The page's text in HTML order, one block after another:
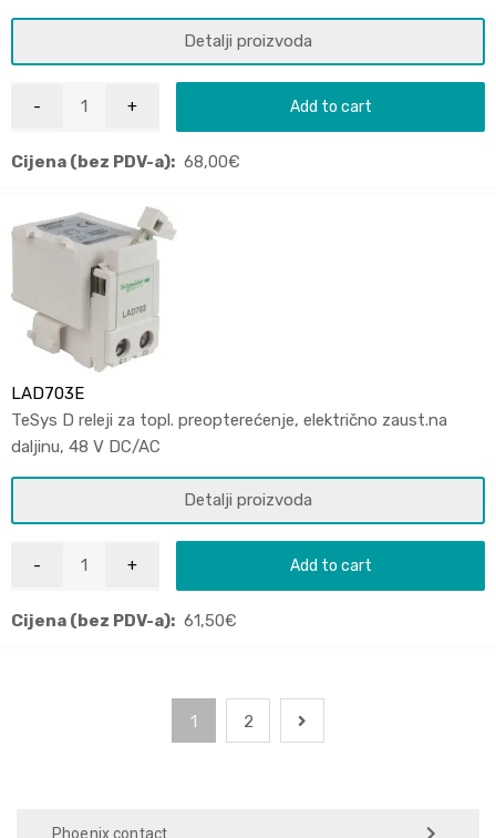
Detalji proizvoda
Add to cart
Cijena (bez PDV-a): 68,00€
LAD703E
TeSys D releji za topl. preopterećenje, električno zaust.na
daljinu, 48 V DC/AC
Detalji proizvoda
Add to cart
Cijena (bez PDV-a): 61,50€
1 2
Phoenix contact